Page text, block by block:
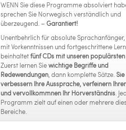
WENN Sie diese Programme absolviert
sprechen Sie Norwegisch verständlich und
überzeugend. – Garantiert!
Unentbehrlich für absolute
mit Vorkenntnissen und fortgeschrittene
beinhaltetfünf CDs mit unseren
Zuerst lernen Siewichtige Begriffe und
Redewendungen, dann komplette Sätze.Sie
verbessern Ihre Aussprache, verfeinern
und vervollkommnen Ihr Hörverständnis.
Programm zielt auf einen oder mehrere
Bereiche.